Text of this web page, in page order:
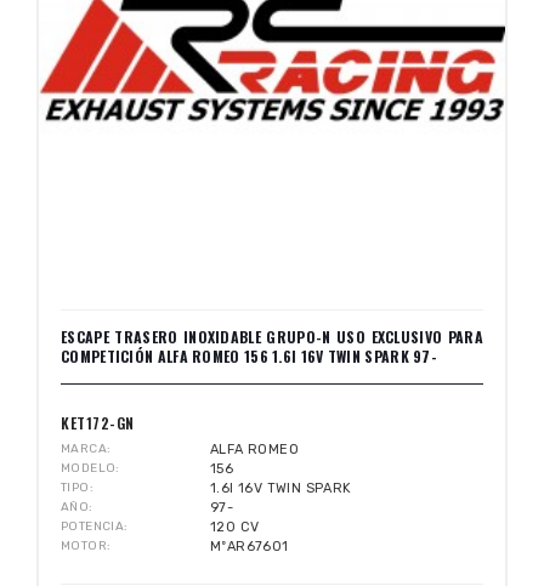
ESCAPE TRASERO INOXIDABLE GRUPO-N USO EXCLUSIVO PARA
COMPETICIÓN ALFA ROMEO 156 1.6I 16V TWIN SPARK 97-
KET172-GN
MARCA ALFA ROMEO
MODELO 156
TIPO 1.6I 16V TWIN SPARK
AÑO 97-
POTENCIA 120 CV
MOTOR MºAR67601